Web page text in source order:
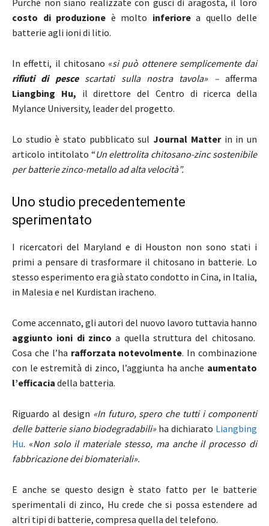
costo di produzione è molto inferiorea quello delle
batterie agli ioni di litio.
In effetti, il chitosano «si può ottenere semplicemente dai
rifiuti di pesce scartati sulla nostra tavola» – afferma
Liangbing Hu, il direttore del Centro di ricerca della
Mylance University, leader del progetto.
Lo studio è stato pubblicato sul Journal Matterin in un
articolo intitolato “Un elettrolita chitosano-zinc sostenibile
per batterie zinco-metallo ad alta velocità”.
Uno studio precedentemente
sperimentato
I ricercatori del Maryland e di Houston non sono stati i
primi a pensare di trasformare il chitosano in batterie. Lo
stesso esperimento era già stato condotto in Cina, in Italia,
in Malesia e nel Kurdistan iracheno.
Come accennato, gli autori del nuovo lavoro tuttavia hanno
aggiunto ioni di zinco a quella struttura del chitosano.
Cosa che l’ha rafforzata notevolmente. In combinazione
con le estremità di zinco, l’aggiunta ha anche aumentato
l’efficacia della batteria.
Riguardo al design «In futuro, spero che tutti i componenti
delle batterie siano biodegradabili»ha dichiarato Liangbing
Hu. «Non solo il materiale stesso, ma anche il processo di
fabbricazione dei biomateriali».
E anche se questo design è stato fatto per le batterie
sperimentali di zinco, Hu crede che si possa estendere ad
altri tipi di batterie, compresa quella del telefono.